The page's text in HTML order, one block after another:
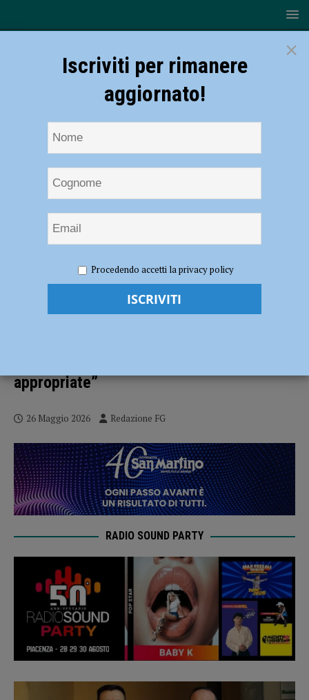
sistemiche, convegno il 29 maggio: “Più competenze integrate per cure
più sicure e appropriate”
Malattie autoimmuni sistemiche,
appropriate”
26 Maggio 2026 Redazione FG
RADIO SOUND PARTY
×
Iscriviti per rimanere
aggiornato!
Procedendo accetti la privacy policy